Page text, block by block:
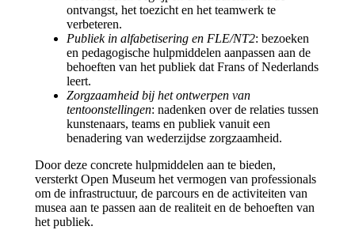
ontvangst, het toezicht en het teamwerk te
verbeteren.
Publiek in alfabetisering en FLE/NT2: bezoeken
en pedagogische hulpmiddelen aanpassen aan de
behoeften van het publiek dat Frans of Nederlands
leert.
Zorgzaamheid bij het ontwerpen van
tentoonstellingen: nadenken over de relaties tussen
kunstenaars, teams en publiek vanuit een
benadering van wederzijdse zorgzaamheid.
Door deze concrete hulpmiddelen aan te bieden,
versterkt Open Museum het vermogen van professionals
om de infrastructuur, de parcours en de activiteiten van
musea aan te passen aan de realiteit en de behoeften van
het publiek.